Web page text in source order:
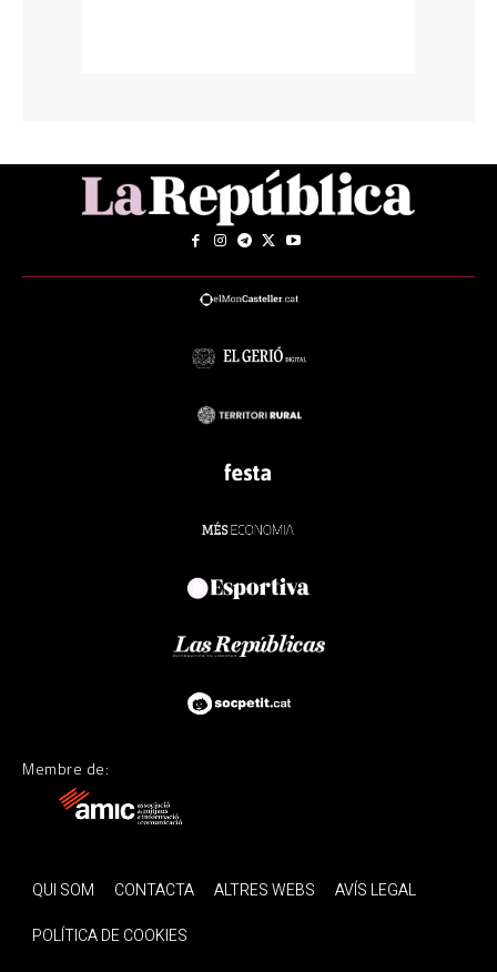
Membre de:
QUI SOM CONTACTA ALTRES WEBS
AVÍS LEGAL
POLÍTICA DE COOKIES